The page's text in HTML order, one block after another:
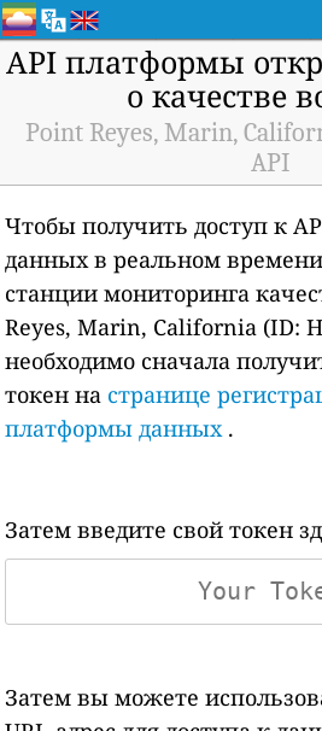
API платформы
о качестве
Point Reyes, Marin,
API
Чтобы получить доступ к
данных в реальном
станции мониторинга
Reyes, Marin, California (ID:
необходимо сначала
токен на странице
платформы данных.
Затем введите свой токен
Затем вы можете